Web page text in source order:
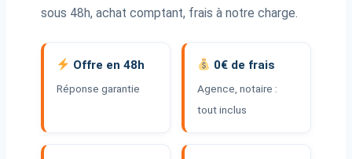
sous 48h, achat comptant, frais à notre charge.
Offre en 48h
Réponse garantie
0€ de frais
Agence, notaire :
tout inclus